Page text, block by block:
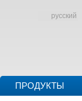
русский
ПРОДУКТЫ